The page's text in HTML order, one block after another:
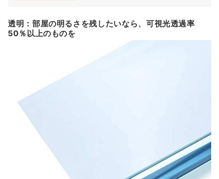
透明：部屋の明るさを残したいなら、可視光透過率
50％以上のものを